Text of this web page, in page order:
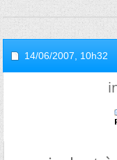
14/06/2007, 10h32